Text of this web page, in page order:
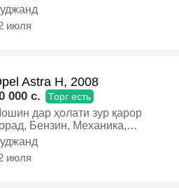
июля
Astra H, 2008
000 c. Торг есть
дар ҳолати зур қарор
Бензин, Механика,
июля